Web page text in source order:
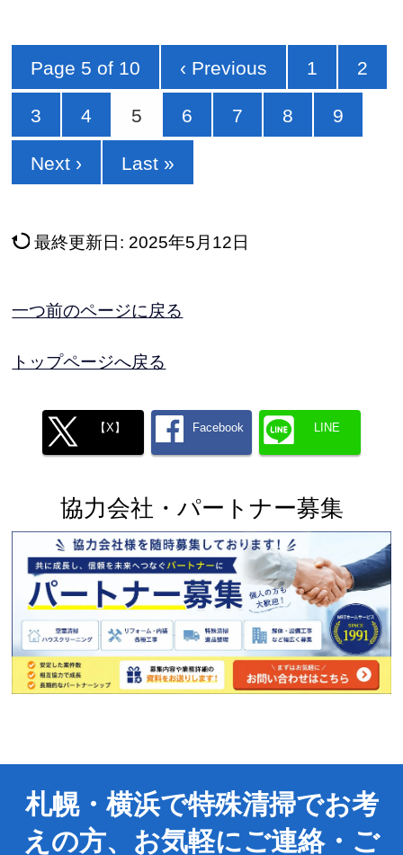
Page 5 of 10 ‹ Previous 1 2
3 4 5 6 7 8 9
Next › Last »
最終更新日: 2025年5月12日
一つ前のページに戻る
トップページへ戻る
【X】 Facebook LINE
協力会社・パートナー募集
札幌・横浜で特殊清掃でお考
えの方、お気軽にご連絡・ご